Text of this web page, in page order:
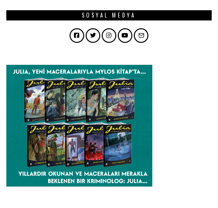
SOSYAL MEDYA
Facebook
TwitterInstagram
YouTubeEmail